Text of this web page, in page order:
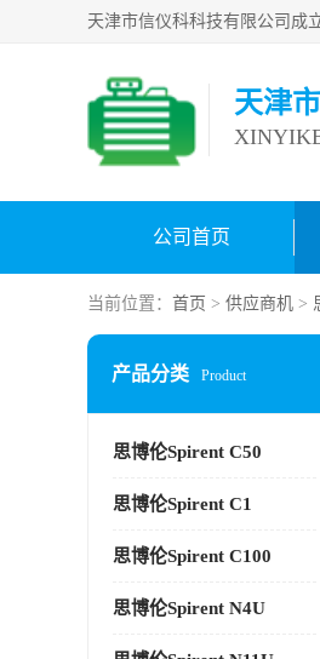
天津
公司首页
当前位置： 首页 > 供应商机 >
产品分类 Product
思博伦Spirent C50
思博伦Spirent C1
思博伦Spirent C100
思博伦Spirent N4U